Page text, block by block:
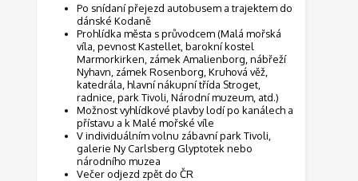
Po snídaní přejezd autobusem a trajektem do
dánské Kodaně
Prohlídka města s průvodcem (Malá mořská
víla, pevnost Kastellet, barokní kostel
Marmorkirken, zámek Amalienborg, nábřeží
Nyhavn, zámek Rosenborg, Kruhová věž,
katedrála, hlavní nákupní třída Stroget,
radnice, park Tivoli, Národní muzeum, atd.)
Možnost vyhlídkové plavby lodí po kanálech a
přístavu a k Malé mořské víle
V individuálním volnu zábavní park Tivoli,
galerie Ny Carlsberg Glyptotek nebo
národního muzea
Večer odjezd zpět do ČR